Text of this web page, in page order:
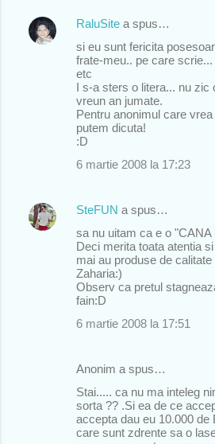
RaluSite a spus…
si eu sunt fericita
frate-meu.. pe care
etc
I s-a sters o litera... nu zic
vreun an jumate.
Pentru anonimul care
putem dicuta!
:D
6 martie 2008 la 17:23
SteFUN a spus…
sa nu uitam ca e o "CANA
Deci merita toata atentia
mai au produse de
Zaharia:)
Observ ca pretul
fain:D
6 martie 2008 la 17:51
Anonim a spus…
Stai..... ca nu ma inteleg
sorta ?? .Si ea de ce
accepta dau eu 10.000
care sunt zdrente sa o